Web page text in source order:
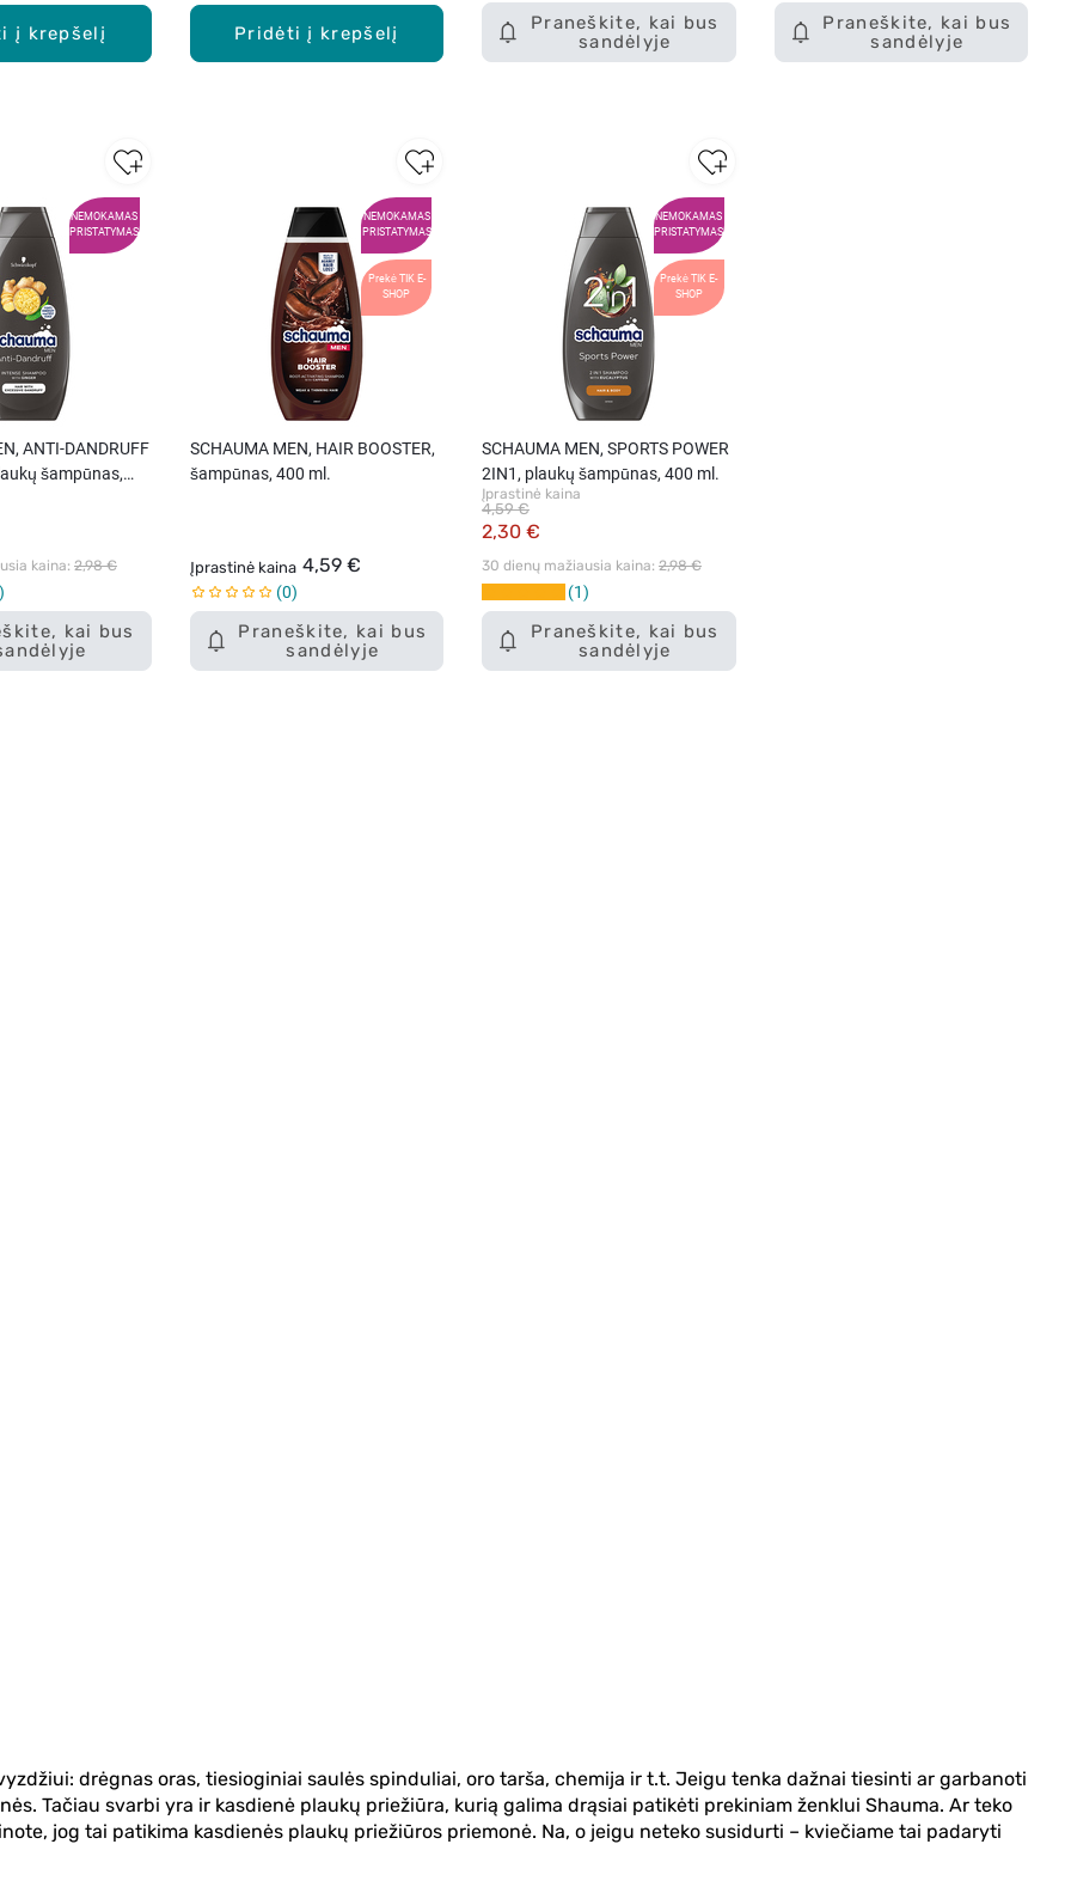
į krepšelį Pridėti į krepšelį
Praneškite, kai bus
sandėlyje
Praneškite, kai bus
sandėlyje
NEMOKAMAS
PRISTATYMAS
kai bus
ANTI-DANDRUFF
šampūnas,
kaina: 2,98 €
NEMOKAMAS
PRISTATYMAS
Prekė TIK E-
SHOP
Praneškite, kai bus
sandėlyje
SCHAUMA MEN, HAIR BOOSTER,
šampūnas, 400 ml.
Įprastinė kaina 4,59 €
0
NEMOKAMAS
PRISTATYMAS
Prekė TIK E-
SHOP
Praneškite, kai bus
sandėlyje
SCHAUMA MEN, SPORTS POWER
2IN1, plaukų šampūnas, 400 ml.
Įprastinė kaina
2,30 €
4,59 €
30 dienų mažiausia kaina: 2,98 €
1
drėgnas oras, tiesioginiai saulės spinduliai, oro tarša, chemija ir t.t. Jeigu tenka dažnai tiesinti ar garbanoti
Tačiau svarbi yra ir kasdienė plaukų priežiūra, kurią galima drąsiai patikėti prekiniam ženklui Shauma. Ar teko
jog tai patikima kasdienės plaukų priežiūros priemonė. Na, o jeigu neteko susidurti – kviečiame tai padaryti